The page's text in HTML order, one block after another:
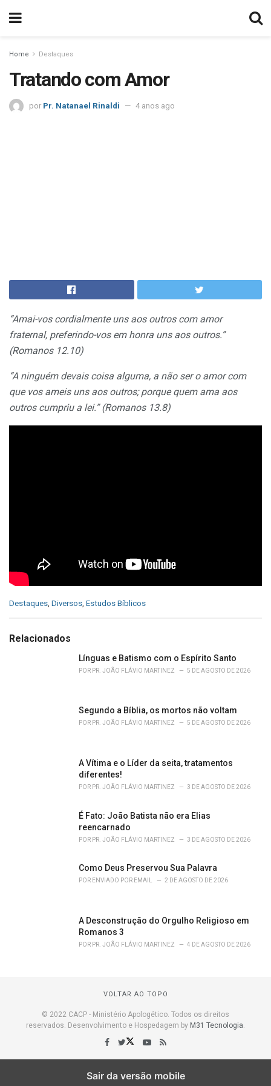
Home Destaques
Tratando com Amor
por Pr. Natanael Rinaldi 4 anos ago
“Amai-vos cordialmente uns aos outros com amor
fraternal, preferindo-vos em honra uns aos outros.”
(Romanos 12.10)
“A ninguém devais coisa alguma, a não ser o amor com
que vos ameis uns aos outros; porque quem ama aos
outros cumpriu a lei.” (Romanos 13.8)
C
e
Destaques, Diversos, Estudos Bíblicos
Relacionados
Línguas e Batismo com o Espírito Santo
POR PR. JOÃO FLÁVIO MARTINEZ 5 DE AGOSTO DE 2026
Segundo a Bíblia, os mortos não voltam
POR PR. JOÃO FLÁVIO MARTINEZ 5 DE AGOSTO DE 2026
A Vítima e o Líder da seita, tratamentos
diferentes!
POR PR. JOÃO FLÁVIO MARTINEZ 3 DE AGOSTO DE 2026
É Fato: João Batista não era Elias
reencarnado
POR PR. JOÃO FLÁVIO MARTINEZ 3 DE AGOSTO DE 2026
Como Deus Preservou Sua Palavra
POR ENVIADO POR EMAIL 2 DE AGOSTO DE 2026
A Desconstrução do Orgulho Religioso em
Romanos 3
POR PR. JOÃO FLÁVIO MARTINEZ 4 DE AGOSTO DE 2026
VOLTAR AO TOPO
© 2022 CACP - Ministério Apologético. Todos os direitos
reservados. Desenvolvimento e Hospedagem by M31 Tecnologia
Sair da versão mobile